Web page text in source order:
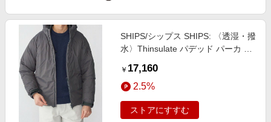
SHIPS/シップス SHIPS: 〈透湿・撥
水〉Thinsulate パデッド パーカ グ
￥ 17,160
2.5%
ストアにすすむ